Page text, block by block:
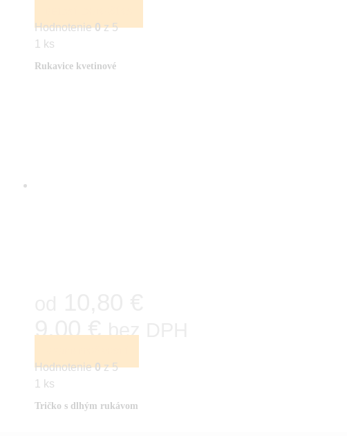
Hodnotenie0z 5
1 ks
Rukavice kvetinové
9,00 €bez DPH
Hodnotenie0z 5
1 ks
Tričko s dlhým rukávom